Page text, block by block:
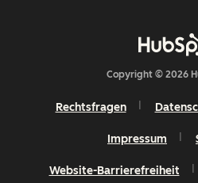
Copyright © 2026
Rechtsfragen
Impressum
Website-Barrierefreiheit